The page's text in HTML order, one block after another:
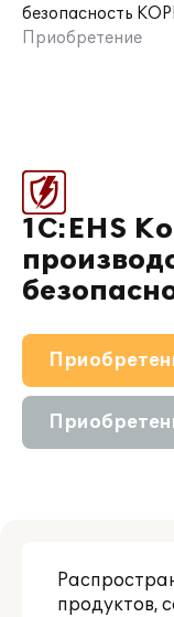
безопасность
Приобретение
1С:EHS
О решении
Партнерам
продуктов,